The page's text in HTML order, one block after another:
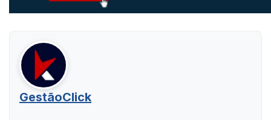
GestãoClick